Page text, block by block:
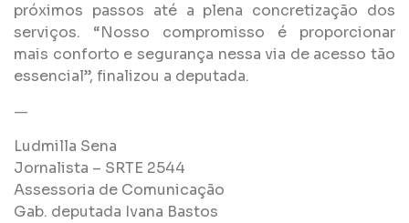
próximos passos até a plena concretização dos
serviços. “Nosso compromisso é proporcionar
mais conforto e segurança nessa via de acesso tão
essencial”, finalizou a deputada.
—
Ludmilla Sena
Jornalista – SRTE 2544
Assessoria de Comunicação
Gab. deputada Ivana Bastos